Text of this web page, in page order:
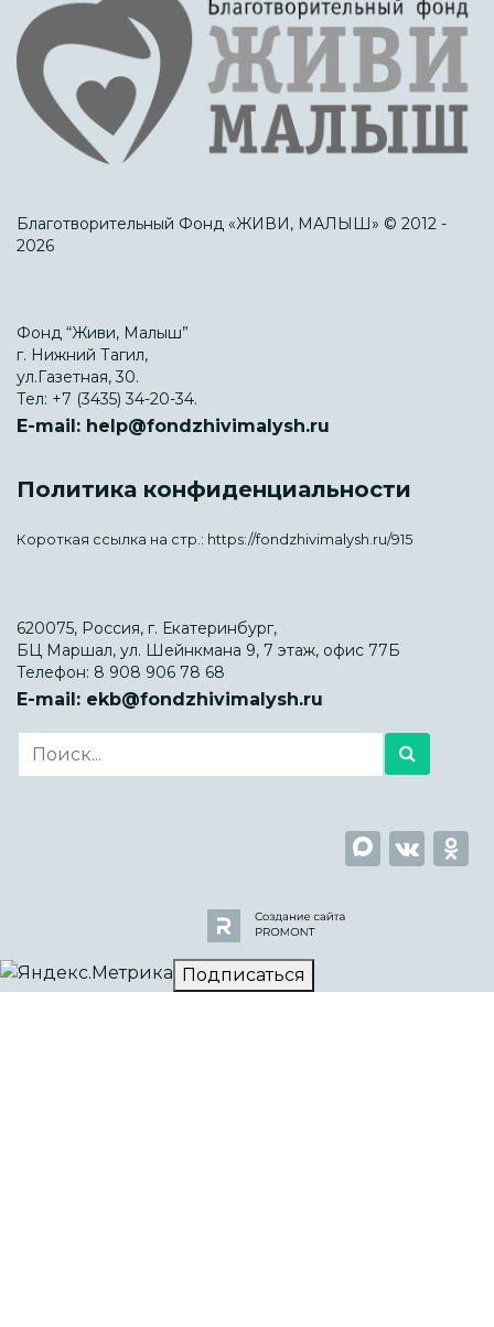
Благотворительный Фонд «ЖИВИ, МАЛЫШ» © 2012 -
2026
Фонд “Живи, Малыш”
г. Нижний Тагил,
ул.Газетная, 30.
Тел: +7 (3435) 34-20-34.
E-mail: help@fondzhivimalysh.ru
Политика конфиденциальности
Короткая ссылка на стр.: https://fondzhivimalysh.ru/915
620075, Россия, г. Екатеринбург,
БЦ Маршал, ул. Шейнкмана 9, 7 этаж, офис 77Б
Телефон: 8 908 906 78 68
E-mail: ekb@fondzhivimalysh.ru
Подписаться